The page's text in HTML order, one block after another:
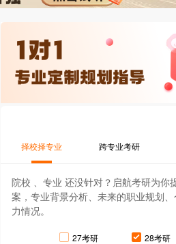
择校择专业 跨专业考研
院校 、专业 还没针对？启航考研为你
案，专业背景分析、未来的职业规划
力情况。
27考研 28考研